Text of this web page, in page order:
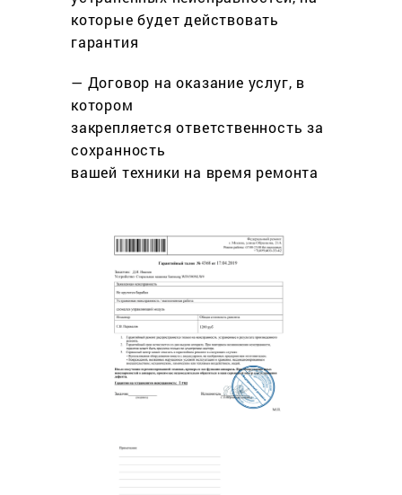
которые будет действовать
гарантия
— Договор на оказание услуг, в
котором
закрепляется ответственность за
сохранность
вашей техники на время ремонта